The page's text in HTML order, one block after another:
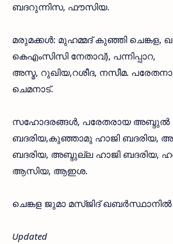
ബദറുന്നിസ, ഫൗസിയ.
മരുമക്കള്‍: മുഹമ്മദ് കുഞ്ഞി ചെങ്കള,
കെഎംസിസി നേതാവ്), പന്നിപ്പാറ,
അസ്മ, റുഖിയ,റശീദ, നസീമ.
ചെമനാട്.
സഹോദരങ്ങള്‍, പരേതരായ അബ്ദുല്‍
ബദരിയ,കുഞ്ഞാമു ഹാജി ബദരിയ,
ബദരിയ, അബ്ദുല്ല ഹാജി ബദരിയ,
ആസിയ, ആഇശ.
ചെങ്കള ജുമാ മസ്ജിദ് ഖബർസ്ഥാനിൽ
Updated